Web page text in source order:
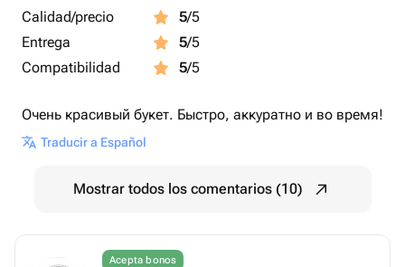
Calidad/precio
5/5
Entrega
5/5
Compatibilidad
5/5
Очень красивый букет. Быстро, аккуратно и во время!
Traducir a Español
Mostrar todos los comentarios (10)
Acepta bonos